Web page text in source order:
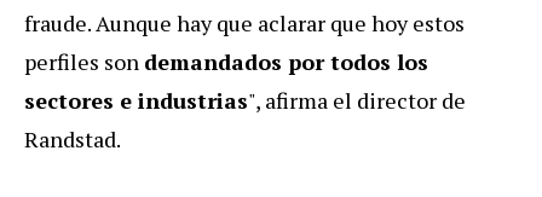
fraude. Aunque hay que aclarar que hoy estos
perfiles son demandados por todos los
sectores e industrias", afirma el director de
Randstad.